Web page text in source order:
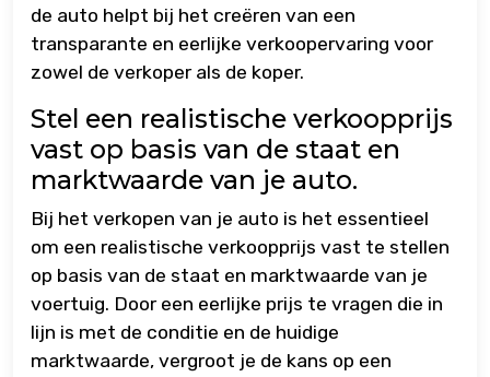
de auto helpt bij het creëren van een
transparante en eerlijke verkoopervaring voor
zowel de verkoper als de koper.
Stel een realistische verkoopprijs
vast op basis van de staat en
marktwaarde van je auto.
Bij het verkopen van je auto is het essentieel
om een realistische verkoopprijs vast te stellen
op basis van de staat en marktwaarde van je
voertuig. Door een eerlijke prijs te vragen die in
lijn is met de conditie en de huidige
marktwaarde, vergroot je de kans op een